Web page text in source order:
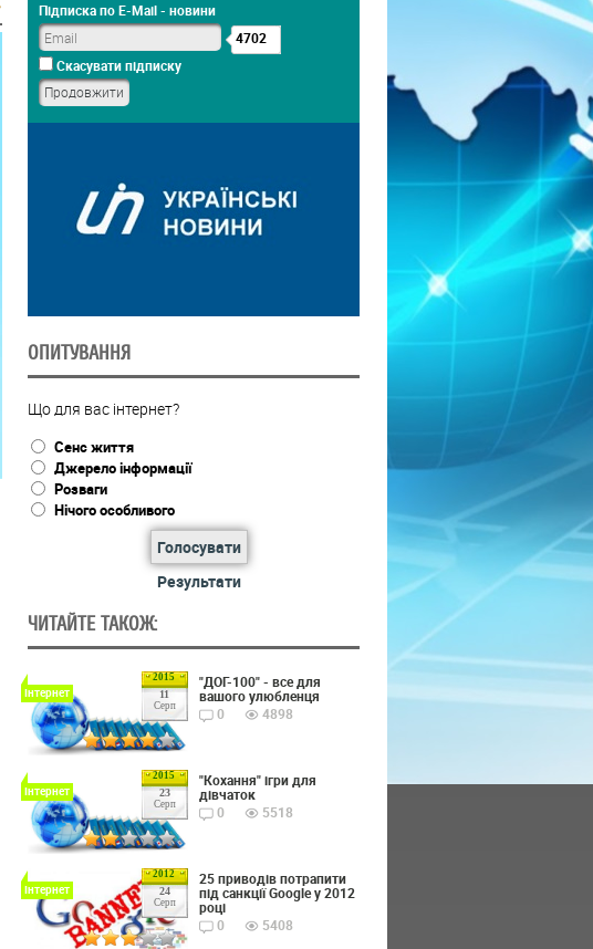
Підписка по E-Mail - новини
4702
Скасувати підписку
ОПИТУВАННЯ
Що для вас інтернет?
Сенс життя
Джерело інформації
Розваги
Нічого особливого
Голосувати
Результати
ЧИТАЙТЕ ТАКОЖ:
2015
11
Серп
Інтернет
"ДОГ-100" - все для
вашого улюбленця
0
4898
2015
23
Серп
Інтернет
"Кохання" ігри для
дівчаток
0
5518
2012
24
Серп
Інтернет
25 приводів потрапити
під санкції Google у 2012
році
0
5408